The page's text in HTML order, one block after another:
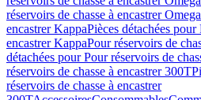
réservoirs de chasse à encastrer Omega
encastrer KappaPièces détachées
encastrer KappaPour réservoirs de
détachées pour Pour réservoirs de
réservoirs de chasse à encastrer 300T
réservoirs de chasse à encastrer